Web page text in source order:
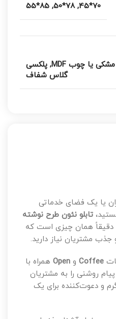
70*45
,
78*50
,
85*55
, پلکسی
گلاس شفاف
یا یک فضای خدماتی
تابلو نئون طرح نوشته
دقیقاً همان چیزی است که
مشتریان نیاز دارید.
Coffee و Open همراه با
روشنی را به مشتریان
و دعوت‌کننده برای یک